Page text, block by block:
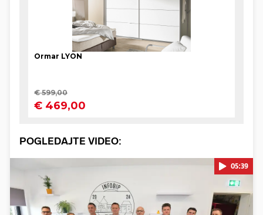
POGLEDAJTE VIDEO:
05:39